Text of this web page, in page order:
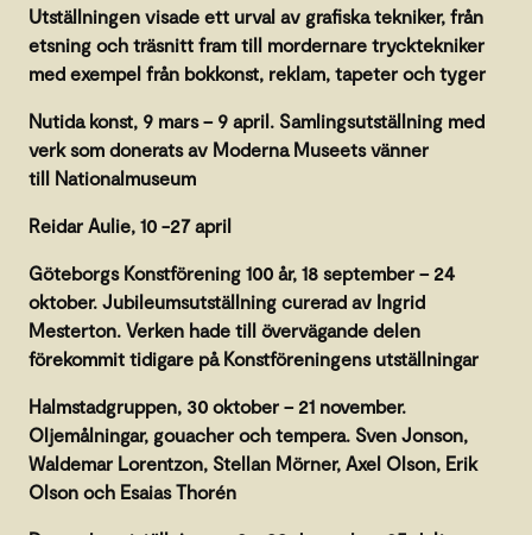
Utställningen visade ett urval av grafiska tekniker, från
etsning och träsnitt fram till mordernare trycktekniker
med exempel från bokkonst, reklam, tapeter och tyger
Nutida konst, 9 mars – 9 april. Samlingsutställning med
verk som donerats av Moderna Museets vänner
till Nationalmuseum
Reidar Aulie, 10 -27 april
Göteborgs Konstförening 100 år, 18 september – 24
oktober. Jubileumsutställning curerad av Ingrid
Mesterton. Verken hade till övervägande delen
förekommit tidigare på Konstföreningens utställningar
Halmstadgruppen, 30 oktober – 21 november.
Oljemålningar, gouacher och tempera. Sven Jonson,
Waldemar Lorentzon, Stellan Mörner, Axel Olson, Erik
Olson och Esaias Thorén